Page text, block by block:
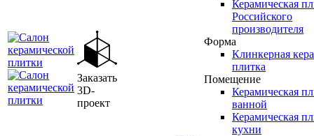
Заказать
3D-
проект
Керамическая
Российского
производителя
Форма
Клинкерная
плитка
Помещение
Керамическая
ванной
Керамическая
кухни